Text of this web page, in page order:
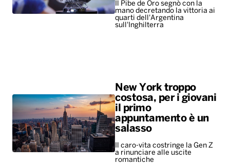
Il Pibe de Oro segnò con la
mano decretando la vittoria ai
quarti dell'Argentina
sull'Inghilterra
New York troppo
costosa, per i giovani
il primo
appuntamento è un
salasso
Il caro-vita costringe la Gen Z
a rinunciare alle uscite
romantiche